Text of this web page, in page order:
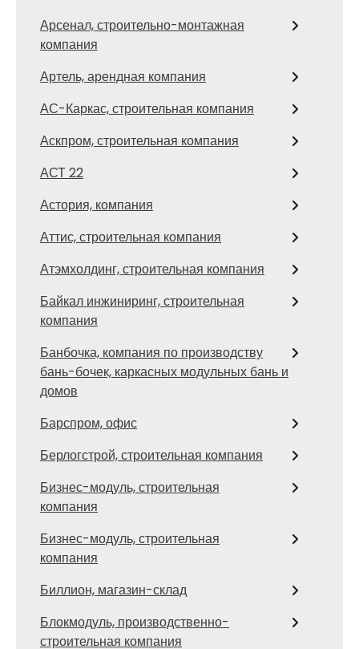
Арсенал, строительно-монтажная
компания
Артель, арендная компания
АС-Каркас, строительная компания
Аскпром, строительная компания
АСТ 22
Астория, компания
Аттис, строительная компания
Атэмхолдинг, строительная компания
Байкал инжиниринг, строительная
компания
Банбочка, компания по производству
бань-бочек, каркасных модульных бань и
домов
Барспром, офис
Берлогстрой, строительная компания
Бизнес-модуль, строительная
компания
Бизнес-модуль, строительная
компания
Биллион, магазин-склад
Блокмодуль, производственно-
строительная компания